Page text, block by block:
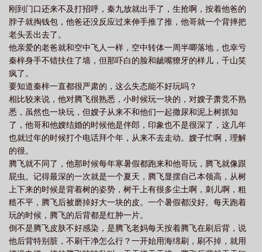
刚到门口还来不及打招呼，秦九放就出手了，生抢啊，按着他爸的
脖子就掏钱包，他爸还没反应过来伸手推了推，他哥就一个背摔把
老头丢出去了。
他亲爱的老爸就和空中飞人一样，空中转体一周半唧落地，也幸亏
秦梓身手不错扶住了墙，但那吓白的脸和龇嘴獠牙的样儿，千山笑
疯了。
要知道秦梓一直都很严肃的，这么失态能不好玩吗？
相比较来说，他对腾飞很熟悉，小时候玩一块的，对嫂子萧竞不熟
悉，虽然也一块玩，但嫂子从来不和他们一起撒尿和泥上树抓知
了，他哥和他嫂结婚的时候他是伴郎，印象也不是很深了，这几年
也就过年的时候打个电话拜个年，从来不去走动。嫂子忙啊，理解
的很。
腾飞就不同了，他那时候每年寒暑假都跑来和他哥玩，腾飞就像跟
屁虫。记得最深的一次就是一个夏天，腾飞显摆自己本领高，从树
上下来的时候是背着树的姿势，树干上有很多尘土啊，刺儿啊，粗
糙不平，腾飞后被磨掉好大一块的皮。一个暑假都没好。每天跑着
玩的时候，腾飞的后背都是红肿一片。
倒不是腾飞皮肤不好感染，是腾飞老妈每天按着腾飞在刷后背，说
他后背特别脏，不刷干净怎么行？一开始用海绵刷，刷不掉，就用